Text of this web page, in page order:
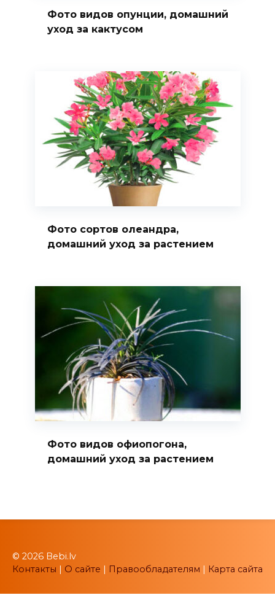
Фото видов опунции, домашний
уход за кактусом
Фото сортов олеандра,
домашний уход за растением
Фото видов офиопогона,
домашний уход за растением
© 2026 Bebi.lv
Контакты
О сайте Правообладателям Карта сайта